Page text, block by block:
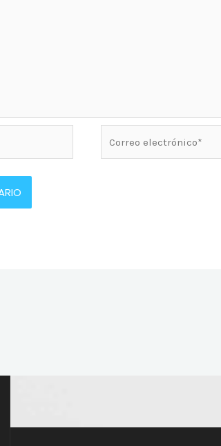
Correo
electrónico*